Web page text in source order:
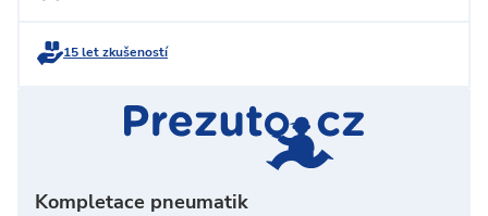
15 let zkušeností
Kompletace pneumatik